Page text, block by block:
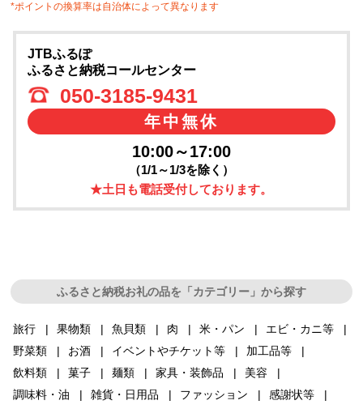
*ポイントの換算率は自治体によって異なります
JTBふるぽ
ふるさと納税コールセンター
050-3185-9431
年中無休
10:00～17:00
（1/1～1/3を除く）
★土日も電話受付しております。
ふるさと納税お礼の品を「カテゴリー」から探す
旅行 果物類 魚貝類 肉 米・パン
エビ・カニ等
野菜類
お酒 イベントやチケット等
加工品等
飲料類
菓子 麺類 家具・装飾品
美容
調味料・油
雑貨・日用品 ファッション
感謝状等